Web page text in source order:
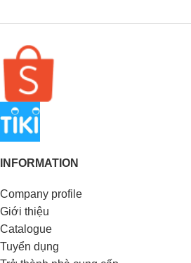
INFORMATION
Company profile
Giới thiệu
Catalogue
Tuyển dụng